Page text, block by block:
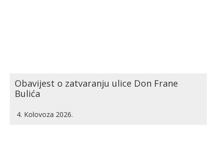
Obavijest o zatvaranju ulice Don Frane
Bulića
4. Kolovoza 2026.